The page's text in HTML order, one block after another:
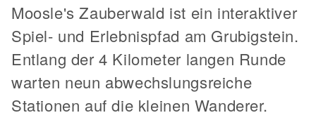
Moosle's Zauberwald ist ein interaktiver
Spiel- und Erlebnispfad am Grubigstein.
Entlang der 4 Kilometer langen Runde
warten neun abwechslungsreiche
Stationen auf die kleinen Wanderer.